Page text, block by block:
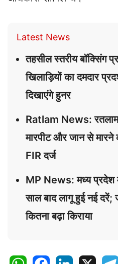
Latest News
तहसील स्तरीय बॉक्सिंग
खिलाड़ियों का दमदार
दिखाएंगे हुनर
Ratlam News:
मारपीट और जान से मारने
FIR दर्ज
MP News: मध्य प्रदेश
साल बाद लागू हुई नई दरें;
कितना बढ़ा किराया